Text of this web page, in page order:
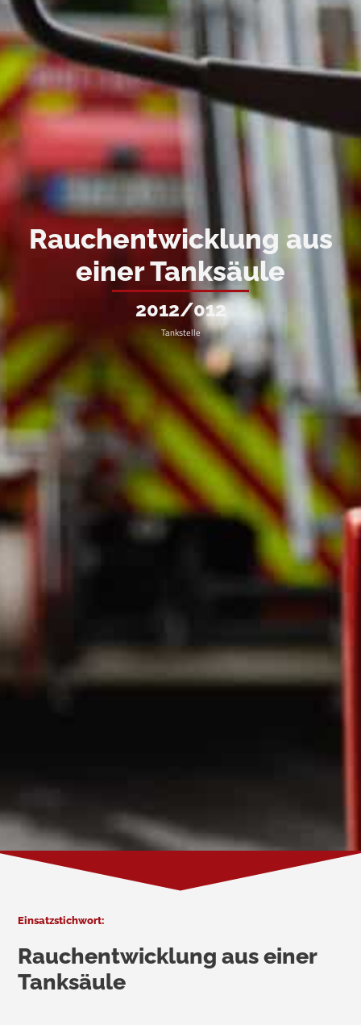
Rauchentwicklung aus
einer Tanksäule
2012/012
Tankstelle
Einsatzstichwort:
Rauchentwicklung aus einer
Tanksäule